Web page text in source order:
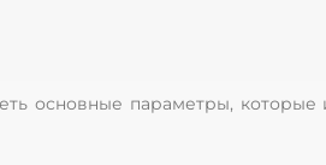
основные параметры,